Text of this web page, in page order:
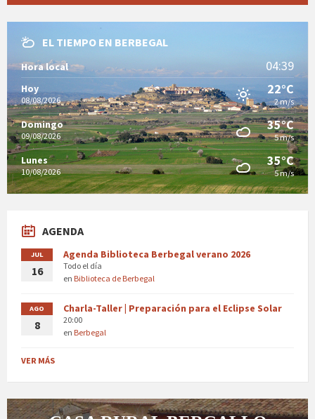
EL TIEMPO EN BERBEGAL
Hora local 04:39
Hoy
08/08/2026
22°C
2 m/s
Domingo
09/08/2026
35°C
5 m/s
Lunes
10/08/2026
35°C
5 m/s
AGENDA
JUL
16
Agenda Biblioteca Berbegal verano 2026
Todo el día
en Biblioteca de Berbegal
AGO
8
Charla-Taller | Preparación para el Eclipse Solar
20:00
en Berbegal
VER MÁS